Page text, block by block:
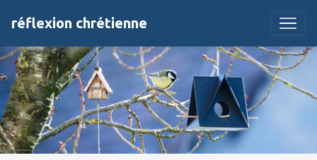
réflexion chrétienne